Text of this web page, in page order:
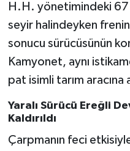
H.H. yönetimindeki 67
seyir halindeyken
sonucu sürücüsünün
Kamyonet, aynı
pat isimli tarım
Yaralı Sürücü Ereğli
Kaldırıldı
Çarpmanın feci
Kilimli
Kültür - Sanat
MAGAZİN
Politika
Resmi İlan